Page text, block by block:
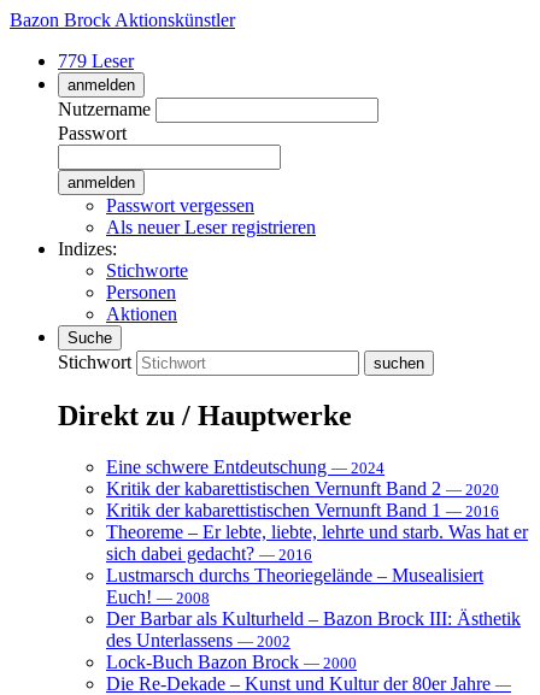
Bazon Brock Aktionskünstler
779 Leser
anmelden
Nutzername
Passwort
Passwort vergessen
Als neuer Leser registrieren
Indizes:
Stichworte
Personen
Aktionen
Suche
Stichwort
Direkt zu / Hauptwerke
Eine schwere Entdeutschung — 2024
Kritik der kabarettistischen Vernunft Band 2 — 2020
Kritik der kabarettistischen Vernunft Band 1 — 2016
Theoreme – Er lebte, liebte, lehrte und starb. Was hat er
sich dabei gedacht? — 2016
Lustmarsch durchs Theoriegelände – Musealisiert
Euch! — 2008
Der Barbar als Kulturheld – Bazon Brock III: Ästhetik
des Unterlassens — 2002
Lock-Buch Bazon Brock — 2000
Die Re-Dekade – Kunst und Kultur der 80er Jahre —